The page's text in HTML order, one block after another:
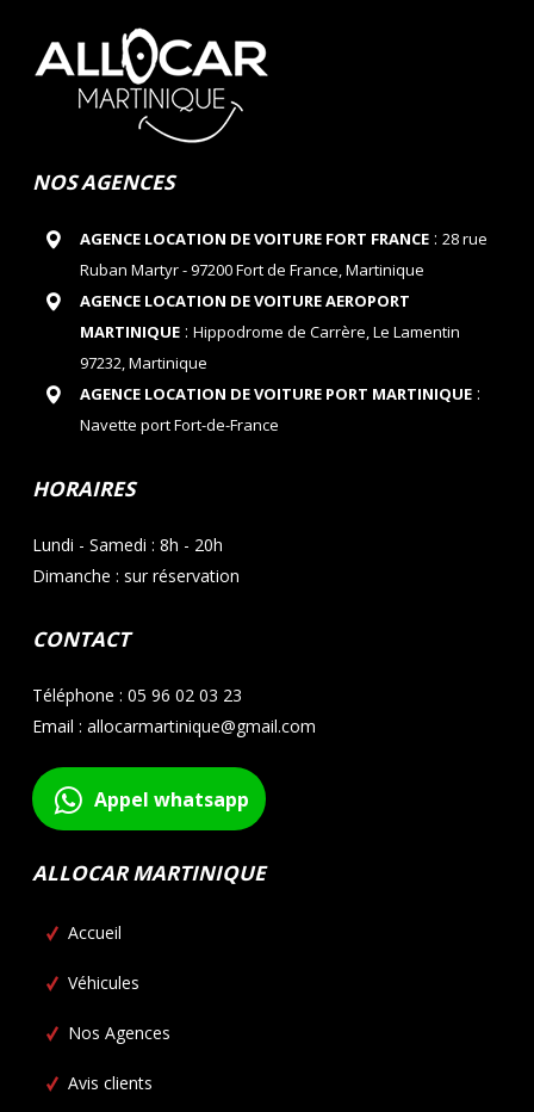
NOS AGENCES
AGENCE LOCATION DE VOITURE FORT FRANCE: 28 rue
Ruban Martyr - 97200 Fort de France, Martinique
AGENCE LOCATION DE VOITURE AEROPORT
MARTINIQUE: Hippodrome de Carrère, Le Lamentin
97232, Martinique
AGENCE LOCATION DE VOITURE PORT MARTINIQUE:
Navette port Fort-de-France
HORAIRES
Lundi - Samedi : 8h - 20h
Dimanche : sur réservation
CONTACT
Téléphone : 05 96 02 03 23
Email : allocarmartinique@gmail.com
Appel whatsapp
ALLOCAR MARTINIQUE
Accueil
Véhicules
Nos Agences
Avis clients